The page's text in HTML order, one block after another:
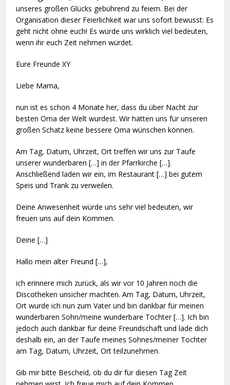
unseres großen Glücks gebührend zu feiern. Bei der
Organisation dieser Feierlichkeit war uns sofort bewusst: Es
geht nicht ohne euch! Es würde uns wirklich viel bedeuten,
wenn ihr euch Zeit nehmen würdet.
Eure Freunde XY
Liebe Mama,
nun ist es schon 4 Monate her, dass du über Nacht zur
besten Oma der Welt wurdest. Wir hätten uns für unseren
großen Schatz keine bessere Oma wünschen können.
Am Tag, Datum, Uhrzeit, Ort treffen wir uns zur Taufe
unserer wunderbaren […] in der Pfarrkirche […].
Anschließend laden wir ein, im Restaurant […] bei gutem
Speis und Trank zu verweilen.
Deine Anwesenheit würde uns sehr viel bedeuten, wir
freuen uns auf dein Kommen.
Deine […]
Hallo mein alter Freund […],
ich erinnere mich zurück, als wir vor 10 Jahren noch die
Discotheken unsicher machten. Am Tag, Datum, Uhrzeit,
Ort wurde ich nun zum Vater und bin dankbar für meinen
wunderbaren Sohn/meine wunderbare Tochter […]. Ich bin
jedoch auch dankbar für deine Freundschaft und lade dich
deshalb ein, an der Taufe meines Sohnes/meiner Tochter
am Tag, Datum, Uhrzeit, Ort teilzunehmen.
Gib mir bitte Bescheid, ob du dir für diesen Tag Zeit